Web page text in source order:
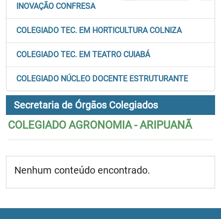
INOVAÇÃO CONFRESA
COLEGIADO TEC. EM HORTICULTURA COLNIZA
COLEGIADO TEC. EM TEATRO CUIABÁ
COLEGIADO NÚCLEO DOCENTE ESTRUTURANTE
Secretaria de Órgãos Colegiados
COLEGIADO AGRONOMIA - ARIPUANÃ
Nenhum conteúdo encontrado.